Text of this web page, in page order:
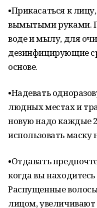
•Прикасаться к
вымытыми руками.
воде и мылу, для
дезинфицирующие
основе.
•Надевать
людных местах и
новую надо каждые
использовать маску
•Отдавать
когда вы
Распущенные
лицом,